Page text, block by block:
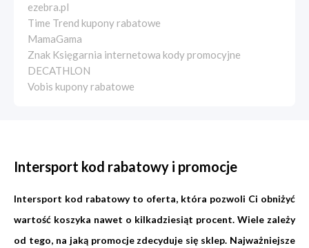
ezebra.pl
Time Trend kupony rabatowe
MamaGama
Znak Księgarnia internetowa kody promocyjne
DECATHLON
Vobis kupony rabatowe
Intersport kod rabatowy i promocje
Intersport kod rabatowy to oferta, która pozwoli Ci obniżyć
wartość koszyka nawet o kilkadziesiąt procent. Wiele zależy
od tego, na jaką promocje zdecyduje się sklep. Najważniejsze